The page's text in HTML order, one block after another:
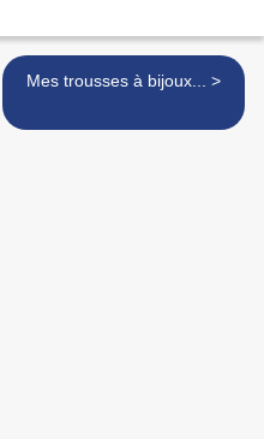
Mes trousses à bijoux... >